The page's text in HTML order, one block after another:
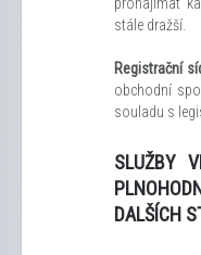
stále dražší.
Registrační
obchodní
souladu s
SLUŽBY
DALŠÍCH